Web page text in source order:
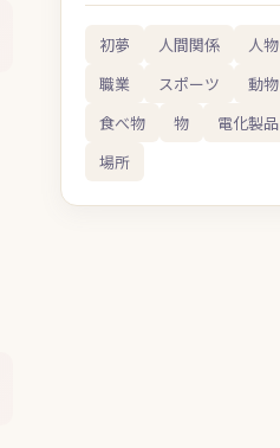
初夢 人間関係 人物
職業
スポーツ 動物
食べ物
物 電化製品
場所